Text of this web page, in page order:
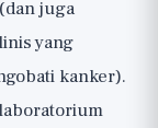
juga
yang
kanker).